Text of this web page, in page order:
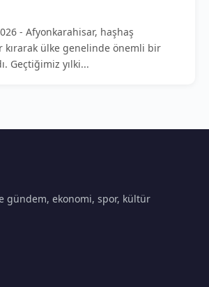
- Afyonkarahisar, haşhaş
kırarak ülke genelinde önemli bir
Geçtiğimiz yılki...
gündem, ekonomi, spor, kültür